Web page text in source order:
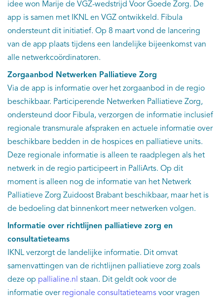
idee won Marije de VGZ-wedstrijd Voor Goede Zorg. De
app is samen met IKNL en VGZ ontwikkeld. Fibula
ondersteunt dit initiatief. Op 8 maart vond de lancering
van de app plaats tijdens een landelijke bijeenkomst van
alle netwerkcoördinatoren.
Zorgaanbod Netwerken Palliatieve Zorg
Via de app is informatie over het zorgaanbod in de regio
beschikbaar. Participerende Netwerken Palliatieve Zorg,
ondersteund door Fibula, verzorgen de informatie inclusief
regionale transmurale afspraken en actuele informatie over
beschikbare bedden in de hospices en palliatieve units.
Deze regionale informatie is alleen te raadplegen als het
netwerk in de regio participeert in PalliArts. Op dit
moment is alleen nog de informatie van het Netwerk
Palliatieve Zorg Zuidoost Brabant beschikbaar, maar het is
de bedoeling dat binnenkort meer netwerken volgen.
Informatie over richtlijnen palliatieve zorg en
consultatieteams
IKNL verzorgt de landelijke informatie. Dit omvat
samenvattingen van de richtlijnen palliatieve zorg zoals
deze op pallialine.nl staan. Dit geldt ook voor de
informatie over regionale consultatieteams voor vragen